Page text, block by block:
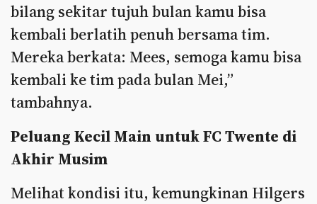
bilang sekitar tujuh bulan kamu bisa
kembali berlatih penuh bersama tim.
Mereka berkata: Mees, semoga kamu bisa
kembali ke tim pada bulan Mei,”
tambahnya.
Peluang Kecil Main untuk FC Twente di
Akhir Musim
Melihat kondisi itu, kemungkinan Hilgers